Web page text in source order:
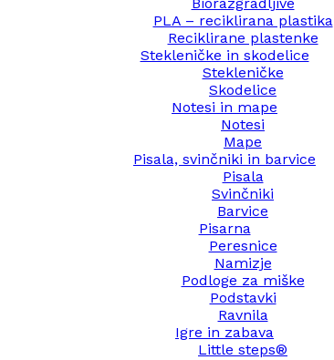
PLA – reciklirana plastika
Reciklirane plastenke
Stekleničke in skodelice
Stekleničke
Skodelice
Notesi in mape
Notesi
Mape
Pisala, svinčniki in barvice
Pisala
Svinčniki
Barvice
Pisarna
Peresnice
Namizje
Podloge za miške
Podstavki
Ravnila
Igre in zabava
Little steps®